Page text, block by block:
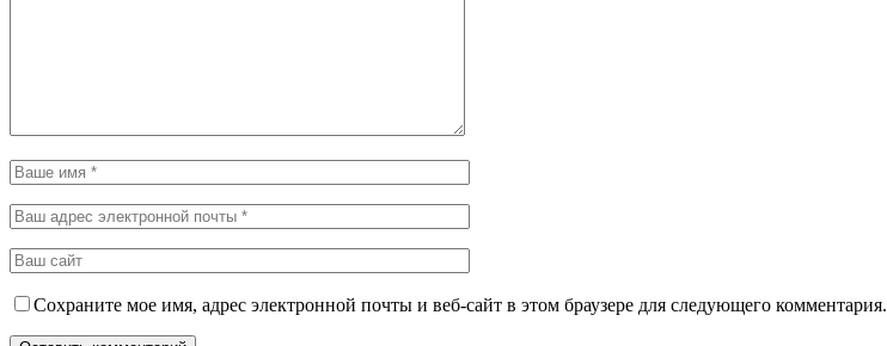
Сохраните мое имя, адрес электронной почты и веб-сайт в этом браузере для следующего комментария.